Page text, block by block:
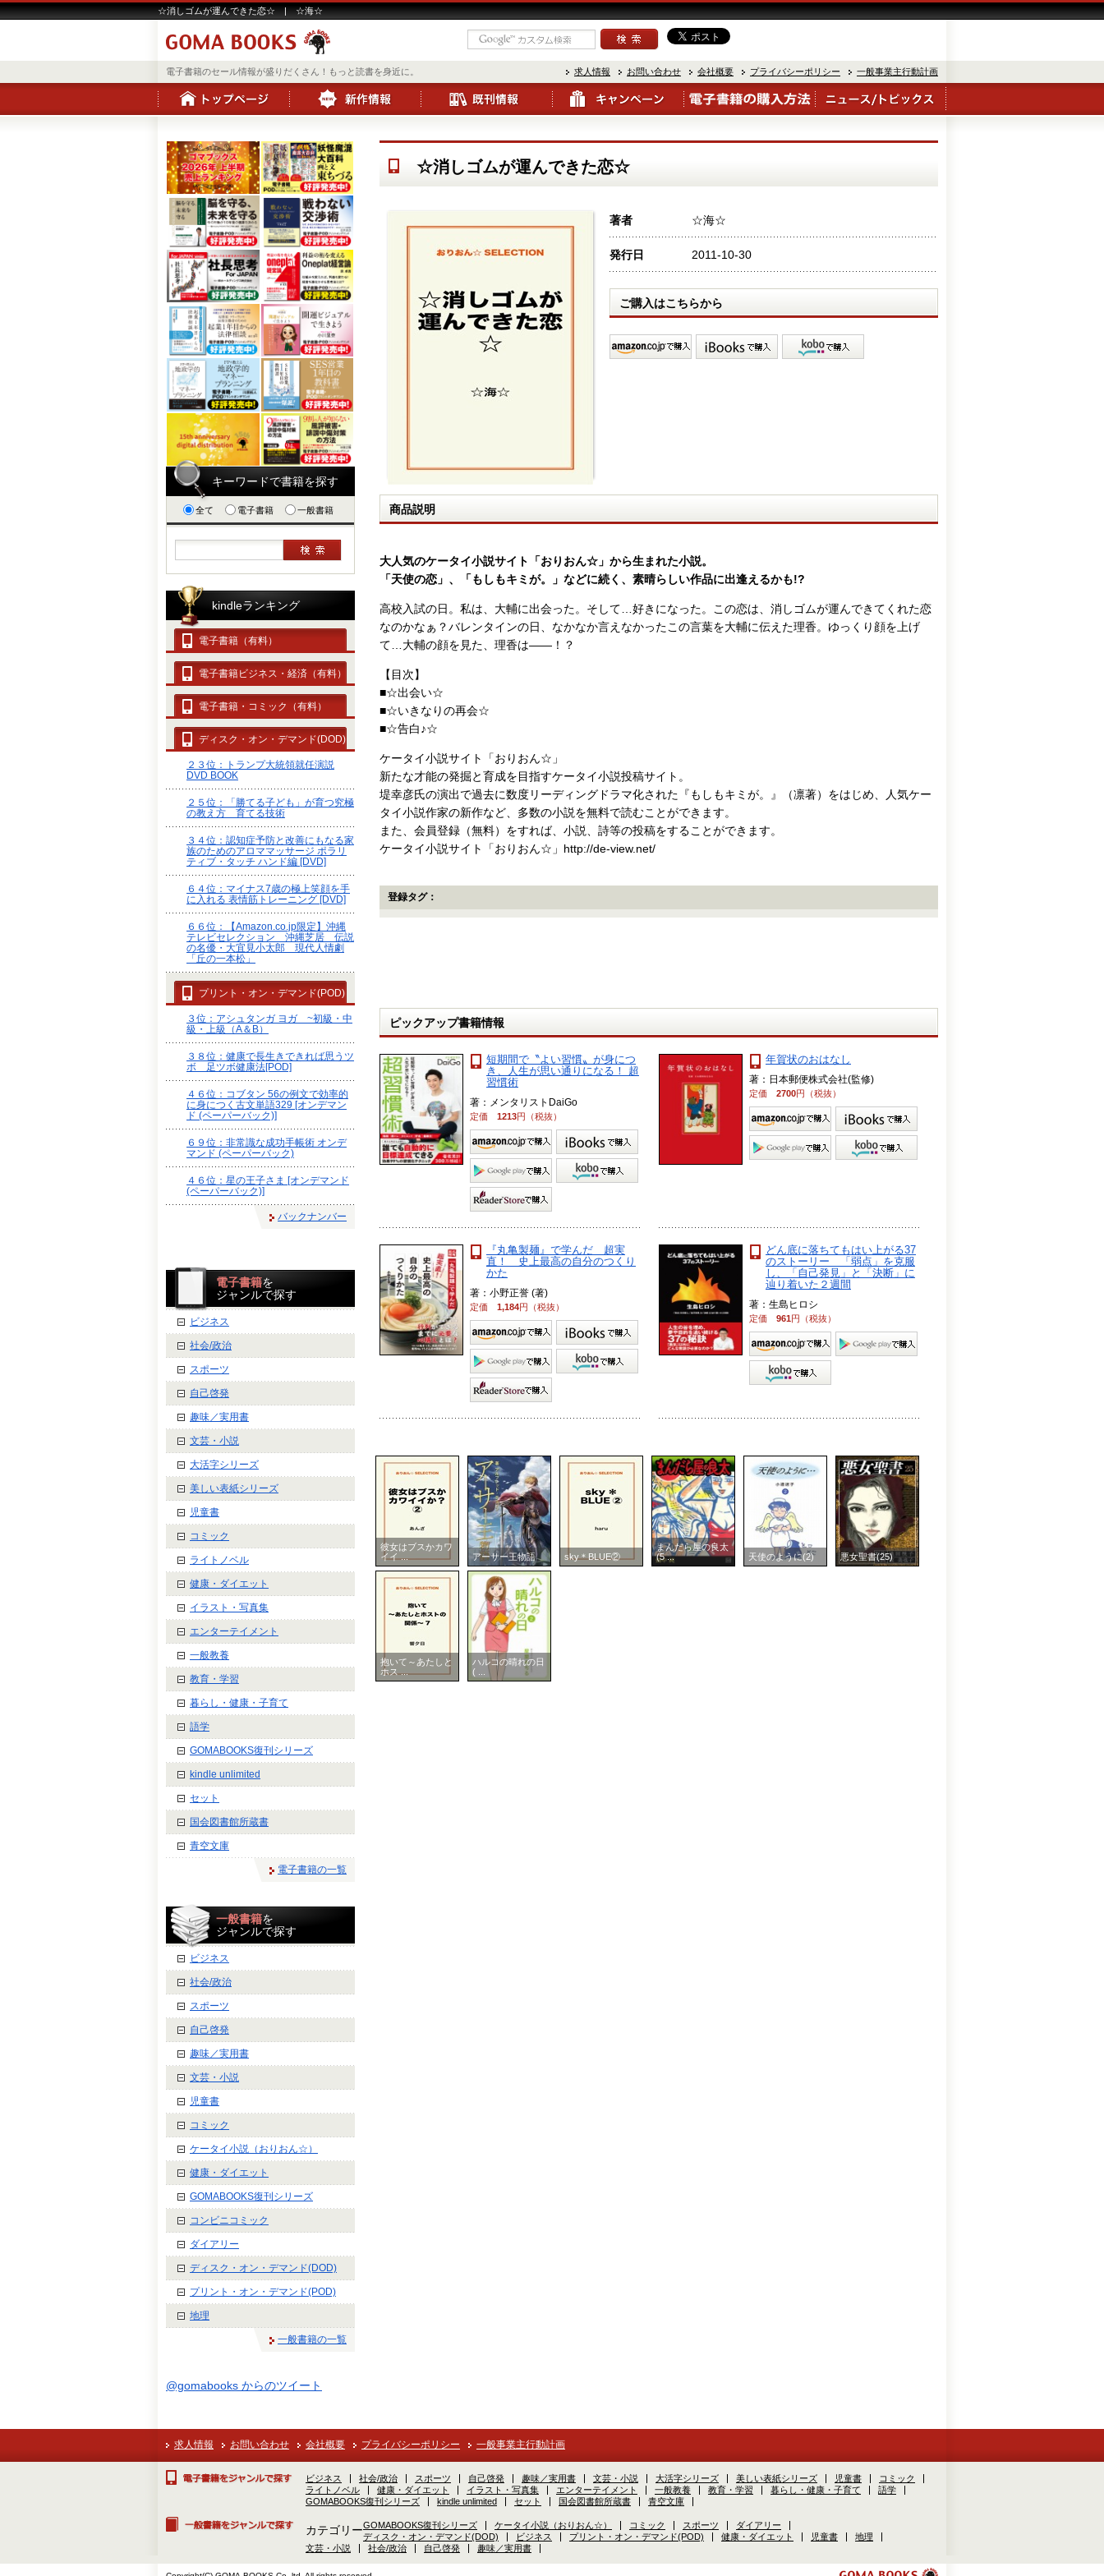
☆消しゴムが運んできた恋☆ | ☆海☆
電子書籍のセール情報が盛りだくさん！もっと読書を身近に。 求人情報 お問い合わせ 会社概要 プライバシーポリシー 一般事業主行動計画
☆消しゴムが運んできた恋☆
著者 ☆海☆
発行日 2011-10-30
ご購入はこちらから
商品説明
大人気のケータイ小説サイト「おりおん☆」から生まれた小説。
「天使の恋」、「もしもキミが。」などに続く、素晴らしい作品に出逢えるかも!?
高校入試の日。私は、大輔に出会った。そして…好きになった。この恋は、消しゴムが運んできてくれた恋
なのかなぁ？バレンタインの日、なかなか言えなかったこの言葉を大輔に伝えた理香。ゆっくり顔を上げ
て…大輔の顔を見た、理香は――！？
【目次】
■☆出会い☆
■☆いきなりの再会☆
■☆告白♪☆
ケータイ小説サイト「おりおん☆」
新たな才能の発掘と育成を目指すケータイ小説投稿サイト。
堤幸彦氏の演出で過去に数度リーディングドラマ化された『もしもキミが。』（凛著）をはじめ、人気ケー
タイ小説作家の新作など、多数の小説を無料で読むことができます。
また、会員登録（無料）をすれば、小説、詩等の投稿をすることができます。
ケータイ小説サイト「おりおん☆」http://de-view.net/
登録タグ：
ピックアップ書籍情報
短期間で〝よい習慣〟が身につ
き、人生が思い通りになる！ 超
習慣術
著：メンタリストDaiGo
定価 1213円（税抜）
年賀状のおはなし
著：日本郵便株式会社(監修)
定価 2700円（税抜）
『丸亀製麺』で学んだ 超実
直！ 史上最高の自分のつくり
かた
著：小野正誉 (著)
定価 1,184円（税抜）
どん底に落ちてもはい上がる37
のストーリー 「弱点」を克服
し、「自己発見」と「決断」に
辿り着いた２週間
著：生島ヒロシ
定価 961円（税抜）
キーワードで書籍を探す
全て 電子書籍 一般書籍
kindleランキング
電子書籍（有料）
電子書籍ビジネス・経済（有料）
電子書籍・コミック（有料）
ディスク・オン・デマンド(DOD)
２３位：トランプ大統領就任演説
DVD BOOK
２５位：「勝てる子ども」が育つ究極
の教え方 育てる技術
３４位：認知症予防と改善にもなる家
族のためのアロママッサージ ポラリ
ティブ・タッチ ハンド編 [DVD]
６４位：マイナス7歳の極上笑顔を手
に入れる 表情筋トレーニング [DVD]
６６位：【Amazon.co.jp限定】沖縄
テレビセレクション 沖縄芝居 伝説
の名優・大宜見小太郎 現代人情劇
「丘の一本松」
プリント・オン・デマンド(POD)
３位：アシュタンガ ヨガ ~初級・中
級・上級（A＆B）
３８位：健康で長生きできれば思うツ
ボ 足ツボ健康法[POD]
４６位：コブタン 56の例文で効率的
に身につく古文単語329 [オンデマン
ド (ペーパーバック)]
６９位：非常識な成功手帳術 オンデ
マンド (ペーパーバック)
４６位：星の王子さま [オンデマンド
(ペーパーバック)]
バックナンバー
電子書籍を
ジャンルで探す
ビジネス
社会/政治
スポーツ
自己啓発
趣味／実用書
文芸・小説
大活字シリーズ
美しい表紙シリーズ
児童書
コミック
ライトノベル
健康・ダイエット
イラスト・写真集
エンターテイメント
一般教養
教育・学習
暮らし・健康・子育て
語学
GOMABOOKS復刊シリーズ
kindle unlimited
セット
国会図書館所蔵書
青空文庫
電子書籍の一覧
一般書籍を
ジャンルで探す
ビジネス
社会/政治
スポーツ
自己啓発
趣味／実用書
文芸・小説
児童書
コミック
ケータイ小説（おりおん☆）
健康・ダイエット
GOMABOOKS復刊シリーズ
コンビニコミック
ダイアリー
ディスク・オン・デマンド(DOD)
プリント・オン・デマンド(POD)
地理
一般書籍の一覧
@gomabooks からのツイート
彼女はブスかカワ
イイ ...
アーサー王物語 sky＊BLUE②
まんだら屋の良太
(5 ...
天使のように(2) 悪女聖書(25)
抱いて～あたしと
ホス ...
ハルコの晴れの日
( ...
求人情報 お問い合わせ 会社概要 プライバシーポリシー 一般事業主行動計画
ビジネス 社会/政治 スポーツ 自己啓発 趣味／実用書 文芸・小説 大活字シリーズ 美しい表紙シリーズ 児童書
コミック
ライトノベル
健康・ダイエット イラスト・写真集 エンターテイメント 一般教養 教育・学習 暮らし・健康・子育て
語学
GOMABOOKS復刊シリーズ
kindle unlimited セット 国会図書館所蔵書 青空文庫
カテゴリーGOMABOOKS復刊シリーズ ケータイ小説（おりおん☆） コミック スポーツ
ダイアリー
ディスク・オン・デマンド(DOD)
ビジネス プリント・オン・デマンド(POD) 健康・ダイエット 児童書
地理
文芸・小説
社会/政治 自己啓発 趣味／実用書